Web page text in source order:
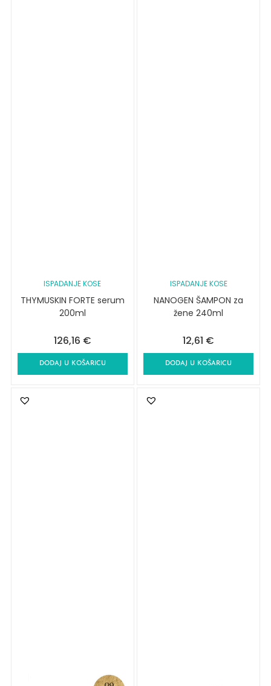
ISPADANJE KOSE
THYMUSKIN FORTE serum
200ml
126,16 €
DODAJ U KOŠARICU
ISPADANJE KOSE
NANOGEN ŠAMPON za
žene 240ml
12,61 €
DODAJ U KOŠARICU